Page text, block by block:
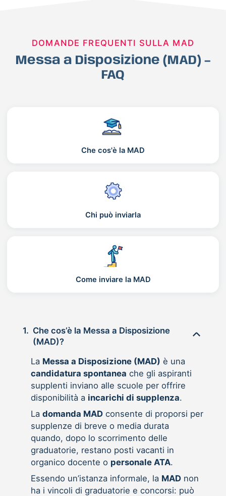
DOMANDE FREQUENTI SULLA MAD
Messa a Disposizione (MAD) –
FAQ
Che cos'è la MAD
Chi può inviarla
Come inviare la MAD
1. Che cos’è la Messa a Disposizione
(MAD)?
La Messa a Disposizione (MAD) è una
candidatura spontanea che gli aspiranti
supplenti inviano alle scuole per offrire
disponibilità a incarichi di supplenza.
La domanda MADconsente di proporsi per
supplenze di breve o media durata
quando, dopo lo scorrimento delle
graduatorie, restano posti vacanti in
organico docente o personale ATA.
Essendo un’istanza informale, la MADnon
ha i vincoli di graduatorie e concorsi: può